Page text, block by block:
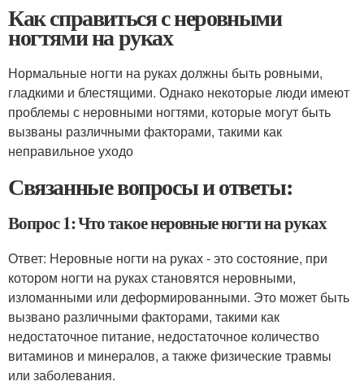
Как справиться с неровными
ногтями на руках
Нормальные ногти на руках должны быть ровными,
гладкими и блестящими. Однако некоторые люди имеют
проблемы с неровными ногтями, которые могут быть
вызваны различными факторами, такими как
неправильное уходо
Связанные вопросы и ответы:
Вопрос 1: Что такое неровные ногти на руках
Ответ: Неровные ногти на руках - это состояние, при
котором ногти на руках становятся неровными,
изломанными или деформированными. Это может быть
вызвано различными факторами, такими как
недостаточное питание, недостаточное количество
витаминов и минералов, а также физические травмы
или заболевания.